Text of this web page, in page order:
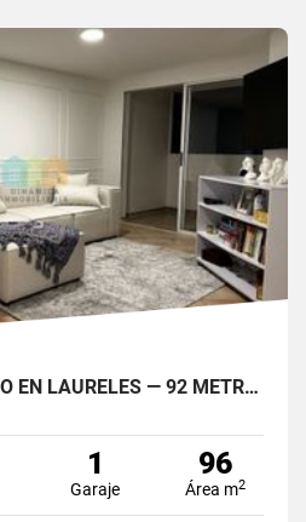
VENDO APARTAMENTO EN LAURELES — 92 METROS.
1
Garaje
96
Área m2